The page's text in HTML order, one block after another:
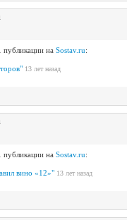
публикации на Sostav.ru:
13 лет назад
публикации на Sostav.ru:
вино «12»" 13 лет назад